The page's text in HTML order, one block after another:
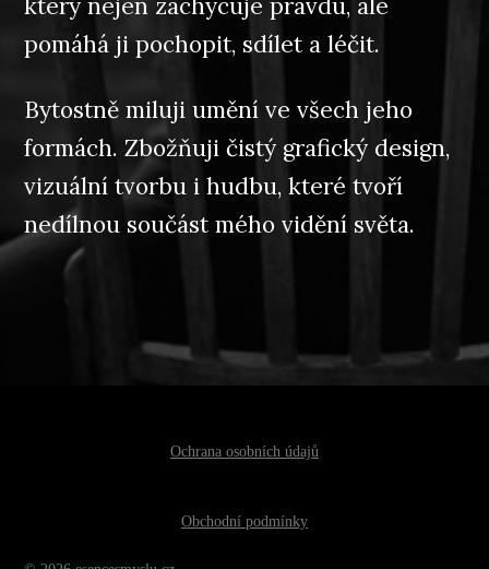
který nejen zachycuje pravdu, ale
pomáhá ji pochopit, sdílet a léčit.
Bytostně miluji umění ve všech jeho
formách. Zbožňuji čistý grafický design,
vizuální tvorbu i hudbu, které tvoří
nedílnou součást mého vidění světa.
Ochrana osobních údajů
Obchodní podmínky